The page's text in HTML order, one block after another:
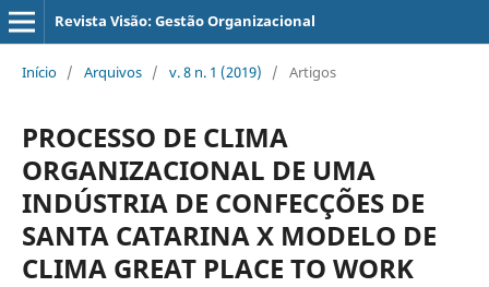
Revista Visão: Gestão Organizacional
Início / Arquivos / v. 8 n. 1 (2019) / Artigos
PROCESSO DE CLIMA
ORGANIZACIONAL DE UMA
INDÚSTRIA DE CONFECÇÕES DE
SANTA CATARINA X MODELO DE
CLIMA GREAT PLACE TO WORK